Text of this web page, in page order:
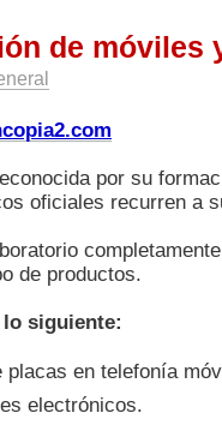
de móviles
por su
oficiales recurren a
de productos.
siguiente:
placas en telefonía
electrónicos.